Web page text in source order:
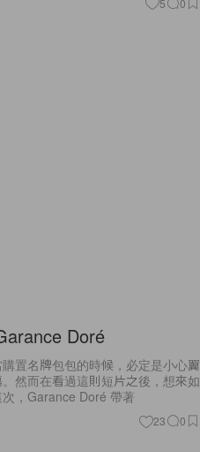
Doré
置名牌包包的時候，必定是小心翼
然而在看過這則短片之後，想來如
，Garance Doré 帶著
23 0